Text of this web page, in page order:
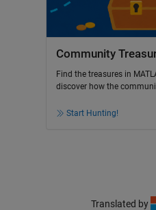
Community
Find the treasures in
discover how the
Start Hunting!
Translated by